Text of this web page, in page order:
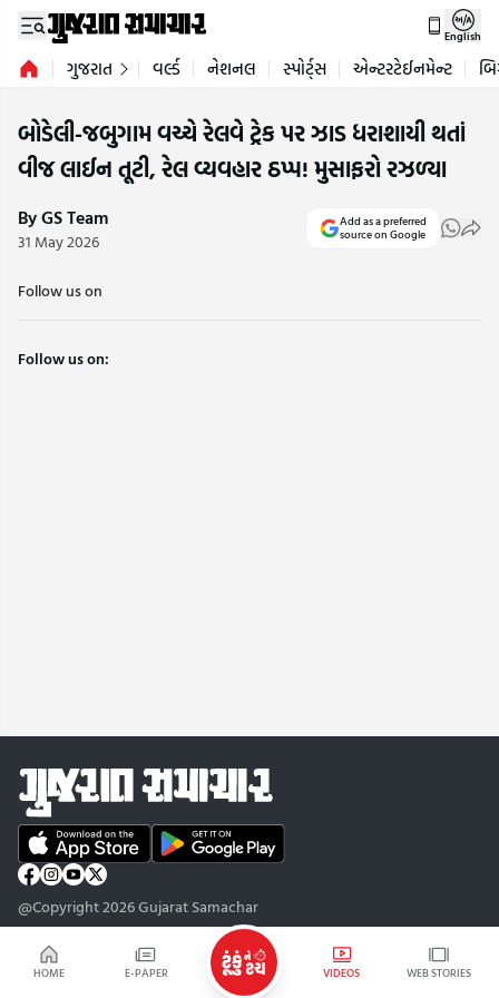
HOME E-PAPER VIDEOS WEB STORIES
English
ગુજરાત વર્લ્ડ નેશનલ સ્પોર્ટ્સ એન્ટરટેઈનમેન્ટ
બોડેલી-જબુગામ વચ્ચે રેલવે ટ્રેક પર ઝાડ ધરાશાયી થતાં
વીજ લાઈન તૂટી, રેલ વ્યવહાર ઠપ્પ! મુસાફરો રઝળ્યા
By GS Team
31 May 2026
Add as a preferred
source on Google
Follow us on
Follow us on:
@Copyright 2026 Gujarat Samachar